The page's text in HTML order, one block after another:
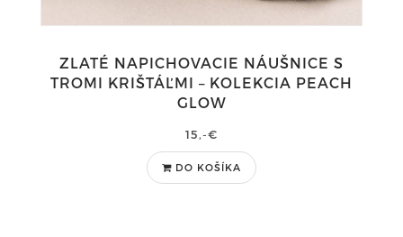
ZLATÉ NAPICHOVACIE NÁUŠNICE S
TROMI KRIŠTÁĽMI – KOLEKCIA PEACH
GLOW
15,-€
DO KOŠÍKA